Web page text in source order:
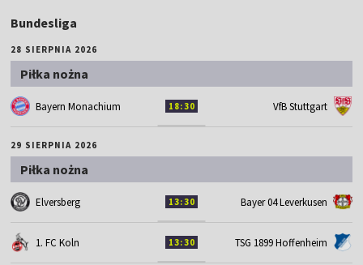
Bundesliga
28 SIERPNIA 2026
Piłka nożna
Bayern Monachium 18:30 VfB Stuttgart
29 SIERPNIA 2026
Piłka nożna
Elversberg 13:30 Bayer 04 Leverkusen
1. FC Koln 13:30 TSG 1899 Hoffenheim